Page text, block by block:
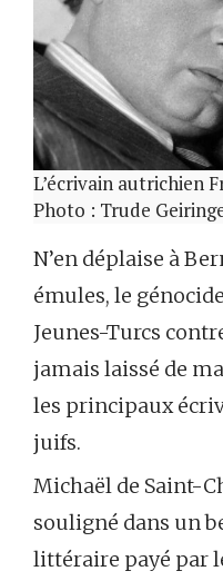
L’écrivain autrichien
Photo : Trude
N’en déplaise à
émules, le
Jeunes-Turcs
jamais laissé de
les principaux
juifs.
Michaël de Saint-
souligné dans un
littéraire payé par